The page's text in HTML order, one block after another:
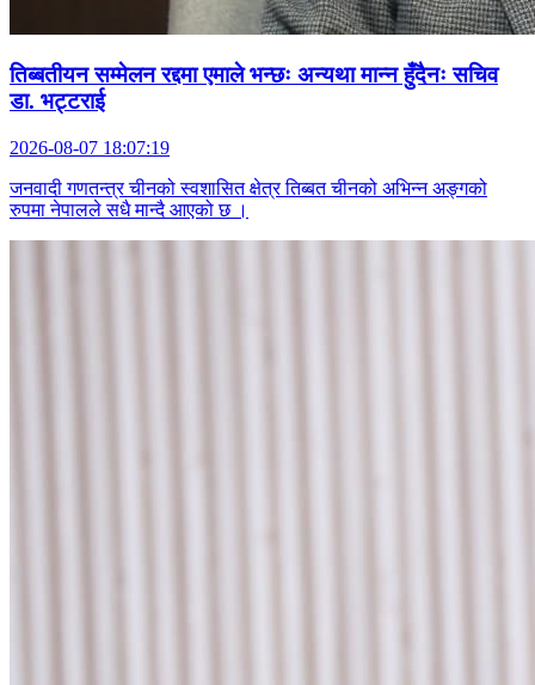
तिब्बतीयन सम्मेलन रद्दमा एमाले भन्छः अन्यथा मान्न हुँदैनः सचिव
डा. भट्टराई
2026-08-07 18:07:19
जनवादी गणतन्त्र चीनको स्वशासित क्षेत्र तिब्बत चीनको अभिन्न अङ्गको
रुपमा नेपालले सधै मान्दै आएको छ ।